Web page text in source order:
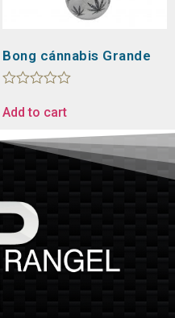
Bong cánnabis Grande
0
5
Add to cart